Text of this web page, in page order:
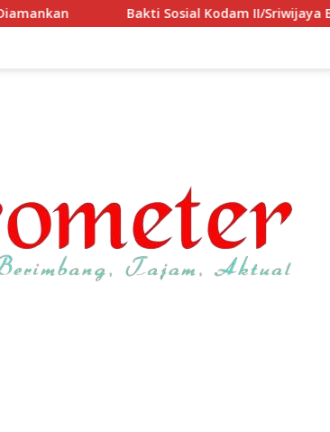
Kodam II/Sriwijaya Bersama H. Yunus